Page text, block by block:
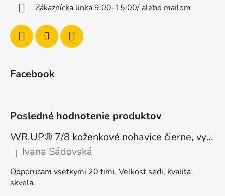
Zákaznícka linka 9:00-15:00/ alebo mailom
Facebook
Posledné hodnotenie produktov
WR.UP® 7/8 koženkové nohavice čierne, vysoký pás RE(MOVE) WRUP4HC006PREC, N
Hodnotenie produktu je 5 z 5 hviezdičiek.
| Ivana Sádovská
Odporucam vsetkymi 20 timi. Velkost sedi, kvalita
skvela.